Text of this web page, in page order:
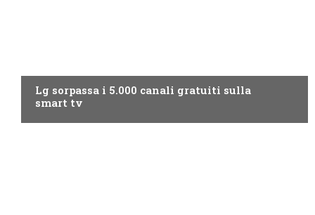
Lg sorpassa i 5.000 canali gratuiti sulla
smart tv